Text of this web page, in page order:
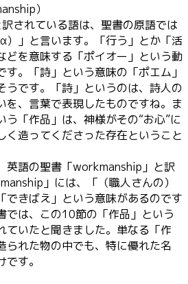
）
されている語は、聖書の原語では
）」と言います。「行う」とか「活
どを意味する「ポイオー」という動
。「詩」という意味の「ポエム」
うです。「詩」というのは、詩人の
を、言葉で表現したものですね。ま
う「作品」は、神様がその“お心”に
く造ってくださった存在ということ
英語の聖書「workmanship」と訳
」には、「（職人さんの）
できばえ」という意味があるのです
では、この10節の「作品」という
ていたと聞きました。単なる「作
られた物の中でも、特に優れた名
す。